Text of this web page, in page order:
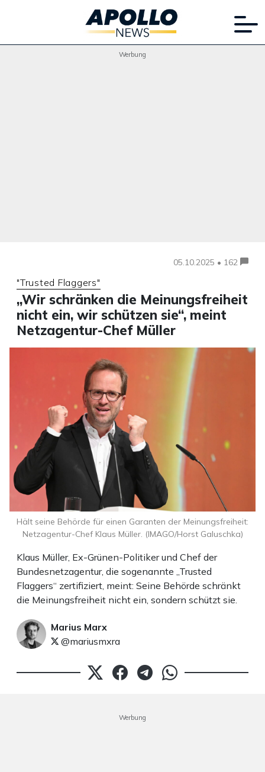
Werbung
05.10.2025 • 162
"Trusted Flaggers"
„Wir schränken die Meinungsfreiheit
nicht ein, wir schützen sie“, meint
Netzagentur-Chef Müller
Klaus Müller, Ex-Grünen-Politiker und Chef der
Bundesnetzagentur, die sogenannte „Trusted
Flaggers“ zertifiziert, meint: Seine Behörde schränkt
die Meinungsfreiheit nicht ein, sondern schützt sie.
Marius Marx
@mariusmxra
Hält seine Behörde für einen Garanten der Meinungsfreiheit:
Netzagentur-Chef Klaus Müller. (IMAGO/Horst Galuschka)
Werbung